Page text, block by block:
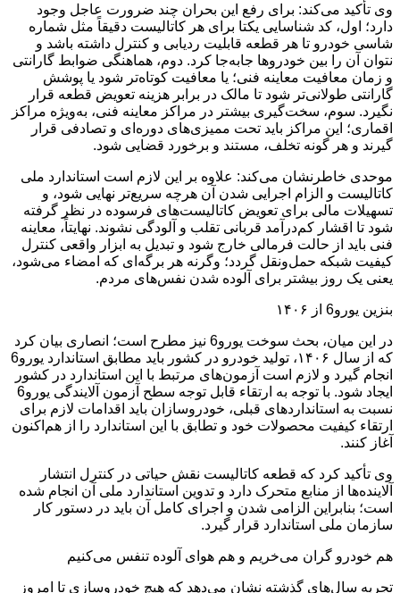
وی تأکید می‌کند: برای رفع این بحران چند ضرورت عاجل وجود
دارد؛ اول، کد شناسایی یکتا برای هر کاتالیست دقیقاً مثل شماره
شاسی خودرو تا هر قطعه قابلیت ردیابی و کنترل داشته باشد و
نتوان آن را بین خودروها جابه‌جا کرد. دوم، هماهنگی ضوابط گارانتی
و زمان معافیت معاینه فنی؛ یا معافیت کوتاه‌تر شود یا پوشش
گارانتی طولانی‌تر شود تا مالک در برابر هزینه تعویض قطعه قرار
نگیرد. سوم، سخت‌گیری بیشتر در مراکز معاینه فنی، به‌ویژه مراکز
اقماری؛ این مراکز باید تحت ممیزی‌های دوره‌ای و تصادفی قرار
گیرند و هر گونه تخلف، مستند و برخورد قضایی شود.
موحدی خاطرنشان می‌کند: علاوه بر این لازم است استاندارد ملی
کاتالیست و الزام اجرایی‌ شدن آن هرچه سریع‌تر نهایی شود، و
تسهیلات مالی برای تعویض کاتالیست‌های فرسوده در نظر گرفته
شود تا اقشار کم‌درآمد قربانی تقلب و آلودگی نشوند. نهایتاً، معاینه
فنی باید از حالت فرمالی خارج شود و تبدیل به ابزار واقعی کنترل
کیفیت شبکه حمل‌ونقل گردد؛ وگرنه هر برگه‌ای که امضاء می‌شود،
یعنی یک روز بیشتر برای آلوده شدن نفس‌های مردم.
بنزین یورو6 از ۱۴۰۶
در این میان، بحث سوخت یورو6 نیز مطرح است؛ انصاری بیان کرد
که از سال ۱۴۰۶، تولید خودرو در کشور باید مطابق استاندارد یورو6
انجام گیرد و لازم است آزمون‌های مرتبط با این استاندارد در کشور
ایجاد شود. با توجه به ارتقاء قابل توجه سطح آزمون آلایندگی یورو6
نسبت به استانداردهای قبلی، خودروسازان باید اقدامات لازم برای
ارتقاء کیفیت محصولات خود و تطابق با این استاندارد را از هم‌اکنون
آغاز کنند.
وی تأکید کرد که قطعه کاتالیست نقش حیاتی در کنترل انتشار
آلاینده‌ها از منابع متحرک دارد و تدوین استاندارد ملی آن انجام شده
است؛ بنابراین الزامی شدن و اجرای کامل آن باید در دستور کار
سازمان ملی استاندارد قرار گیرد.
هم خودرو گران می‌خریم و هم هوای آلوده تنفس می‌کنیم
تجربه سال‌های گذشته نشان می‌دهد که هیچ خودروسازی تا امروز